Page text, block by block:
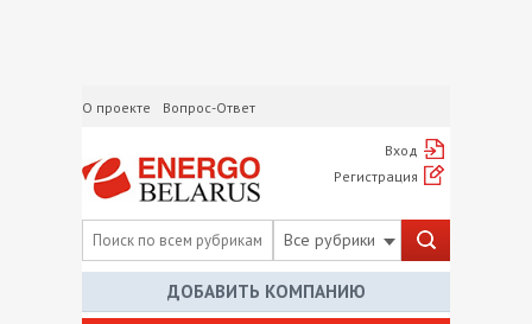
О проекте Вопрос-Ответ
Вход
Регистрация
Все рубрики
ДОБАВИТЬ КОМПАНИЮ